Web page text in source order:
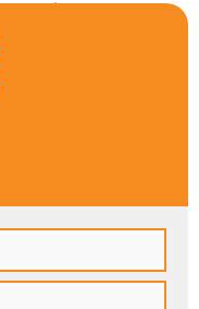
Westmount